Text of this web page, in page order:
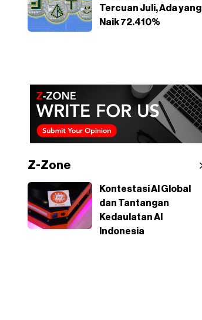
Tercuan Juli, Ada yang
Naik 72.410%
Z-Zone
Kontestasi AI Global
dan Tantangan
Kedaulatan AI
Indonesia